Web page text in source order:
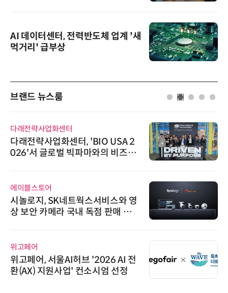
AI 데이터센터, 전력반도체 업계 '새
먹거리' 급부상
브랜드 뉴스룸
다래전략사업화센터
다래전략사업화센터, 'BIO USA 2
026'서 글로벌 빅파마와의 비즈니
에이블스토어
시놀로지, SK네트웍스서비스와 영
상 보안 카메라 국내 독점 판매 파
위고페어
위고페어, 서울AI허브 '2026 AI 전
환(AX) 지원사업' 컨소시엄 선정